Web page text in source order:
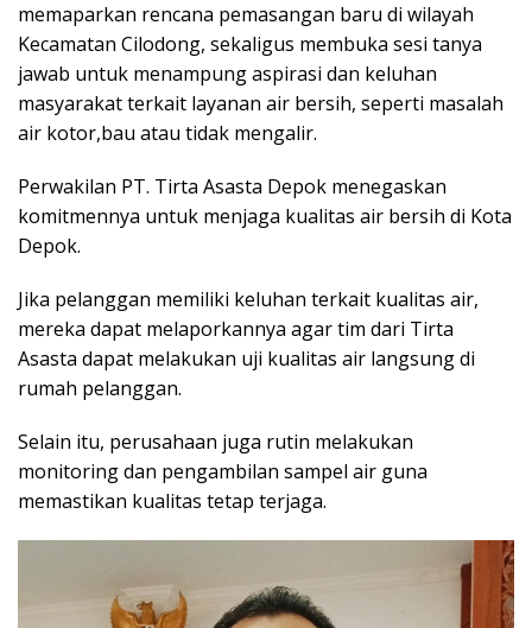
memaparkan rencana pemasangan baru di wilayah
Kecamatan Cilodong, sekaligus membuka sesi tanya
jawab untuk menampung aspirasi dan keluhan
masyarakat terkait layanan air bersih, seperti masalah
air kotor,bau atau tidak mengalir.
Perwakilan PT. Tirta Asasta Depok menegaskan
komitmennya untuk menjaga kualitas air bersih di Kota
Depok.
Jika pelanggan memiliki keluhan terkait kualitas air,
mereka dapat melaporkannya agar tim dari Tirta
Asasta dapat melakukan uji kualitas air langsung di
rumah pelanggan.
Selain itu, perusahaan juga rutin melakukan
monitoring dan pengambilan sampel air guna
memastikan kualitas tetap terjaga.